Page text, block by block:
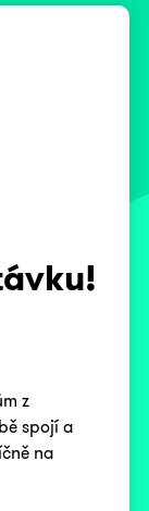
z
spojí a
na